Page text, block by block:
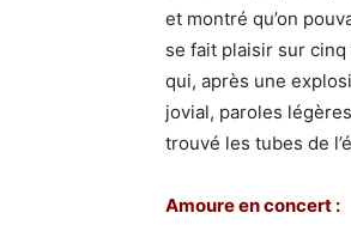
et montré qu’on
se fait plaisir sur
qui, après une
jovial, paroles
trouvé les tubes de
Amoure en concert :